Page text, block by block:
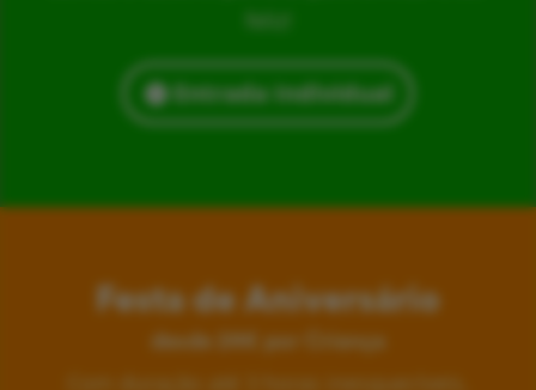
Entrada Individual
Festa de Aniversário
desde 24€ por Criança